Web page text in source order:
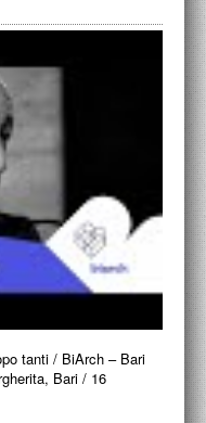
tanti / BiArch – Bari
Bari / 16